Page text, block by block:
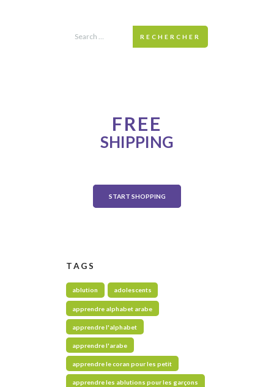
RECHERCHER
FREE
SHIPPING
START SHOPPING
TAGS
ablution adolescents
apprendre alphabet arabe
apprendre l'alphabet
apprendre l'arabe
apprendre le coran pour les petit
apprendre les ablutions pour les garçons